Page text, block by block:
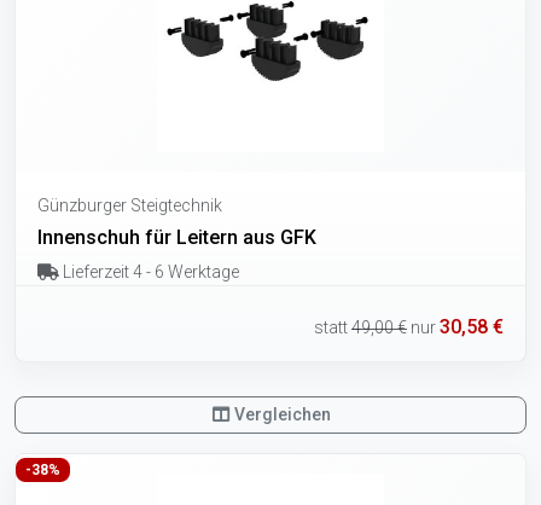
Günzburger Steigtechnik
Innenschuh für Leitern aus GFK
Lieferzeit 4 - 6 Werktage
statt49,00 € nur30,58 €
Vergleichen
-38%